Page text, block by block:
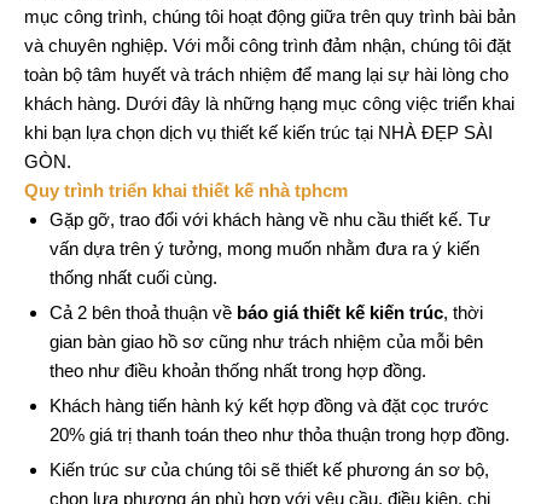
mục công trình, chúng tôi hoạt động giữa trên quy trình bài bản
và chuyên nghiệp. Với mỗi công trình đảm nhận, chúng tôi đặt
toàn bộ tâm huyết và trách nhiệm để mang lại sự hài lòng cho
khách hàng. Dưới đây là những hạng mục công việc triển khai
khi bạn lựa chọn dịch vụ thiết kế kiến trúc tại NHÀ ĐẸP SÀI
GÒN.
Quy trình triển khai thiết kế nhà tphcm
Gặp gỡ, trao đổi với khách hàng về nhu cầu thiết kế. Tư
vấn dựa trên ý tưởng, mong muốn nhằm đưa ra ý kiến
thống nhất cuối cùng.
Cả 2 bên thoả thuận về báo giá thiết kế kiến trúc, thời
gian bàn giao hồ sơ cũng như trách nhiệm của mỗi bên
theo như điều khoản thống nhất trong hợp đồng.
Khách hàng tiến hành ký kết hợp đồng và đặt cọc trước
20% giá trị thanh toán theo như thỏa thuận trong hợp đồng.
Kiến trúc sư của chúng tôi sẽ thiết kế phương án sơ bộ,
chọn lựa phương án phù hợp với yêu cầu, điều kiện, chi